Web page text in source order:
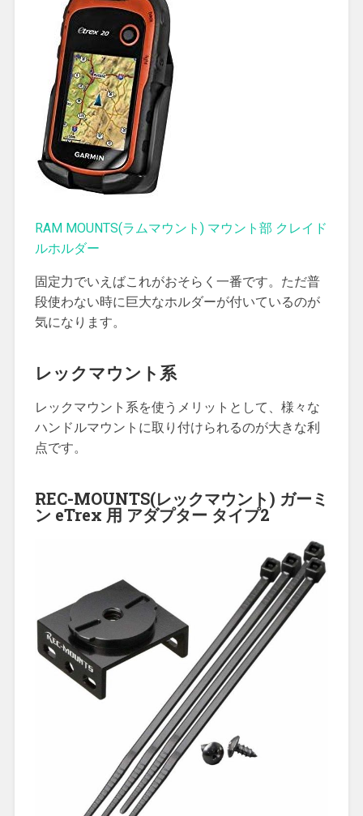
RAM MOUNTS(ラムマウント) マウント部 クレイド
ルホルダー
固定力でいえばこれがおそらく一番です。ただ普
段使わない時に巨大なホルダーが付いているのが
気になります。
レックマウント系
レックマウント系を使うメリットとして、様々な
ハンドルマウントに取り付けられるのが大きな利
点です。
REC-MOUNTS(レックマウント) ガーミ
ン eTrex 用 アダプター タイプ2